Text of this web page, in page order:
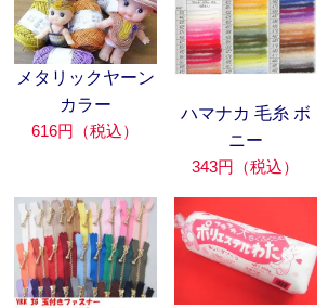
メタリックヤーン
カラー
616円（税込）
ハマナカ 毛糸 ボ
ニー
343円（税込）